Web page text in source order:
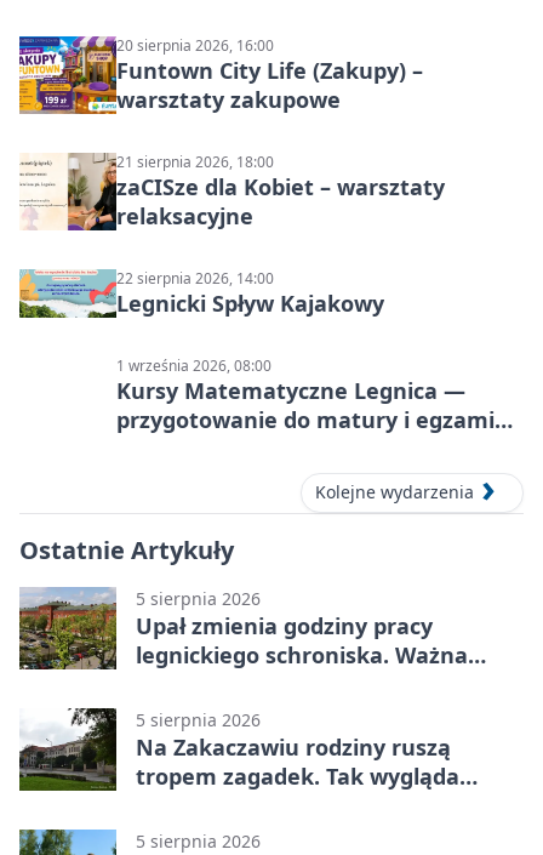
20 sierpnia 2026, 16:00
Funtown City Life (Zakupy) –
warsztaty zakupowe
21 sierpnia 2026, 18:00
zaCISze dla Kobiet – warsztaty
relaksacyjne
22 sierpnia 2026, 14:00
Legnicki Spływ Kajakowy
1 września 2026, 08:00
Kursy Matematyczne Legnica —
przygotowanie do matury i egzaminu
Kolejne wydarzenia
Ostatnie Artykuły
5 sierpnia 2026
Upał zmienia godziny pracy
legnickiego schroniska. Ważna
5 sierpnia 2026
Na Zakaczawiu rodziny ruszą
tropem zagadek. Tak wygląda
5 sierpnia 2026